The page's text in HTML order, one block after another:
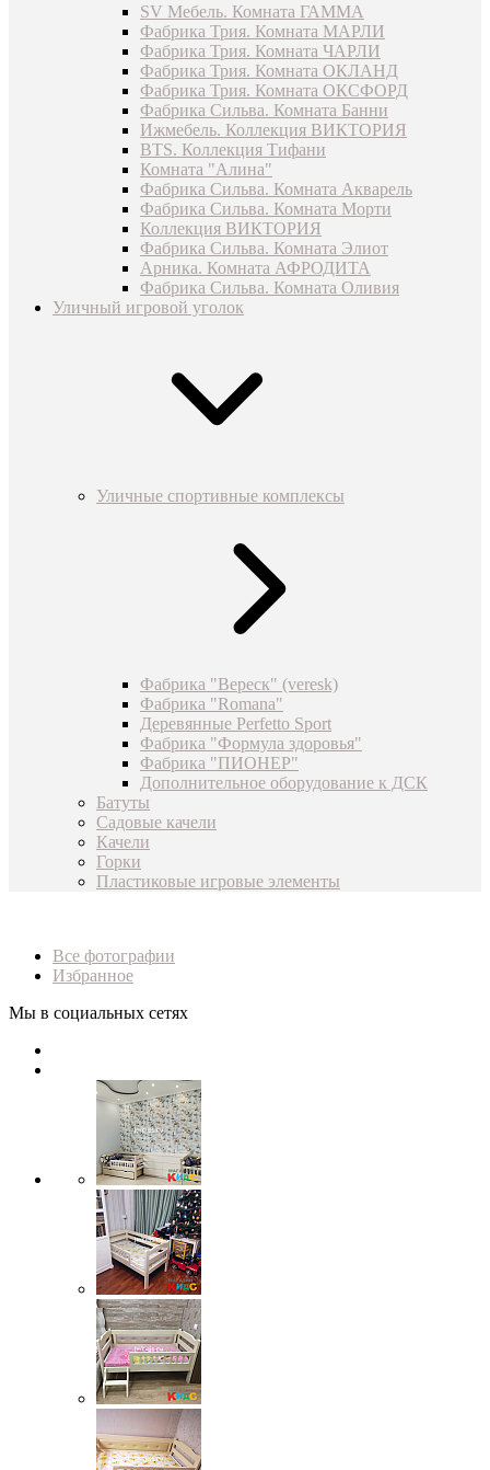
SV Мебель. Комната ГАММА
Фабрика Трия. Комната МАРЛИ
Фабрика Трия. Комната ЧАРЛИ
Фабрика Трия. Комната ОКЛАНД
Фабрика Трия. Комната ОКСФОРД
Фабрика Сильва. Комната Банни
Ижмебель. Коллекция ВИКТОРИЯ
BTS. Коллекция Тифани
Комната "Алина"
Фабрика Сильва. Комната Акварель
Фабрика Сильва. Комната Морти
Коллекция ВИКТОРИЯ
Фабрика Сильва. Комната Элиот
Арника. Комната АФРОДИТА
Фабрика Сильва. Комната Оливия
Уличный игровой уголок
Уличные спортивные комплексы
Фабрика "Вереск" (veresk)
Фабрика "Romana"
Деревянные Perfetto Sport
Фабрика "Формула здоровья"
Фабрика "ПИОНЕР"
Дополнительное оборудование к ДСК
Батуты
Садовые качели
Качели
Горки
Пластиковые игровые элементы
Все фотографии
Избранное
Мы в социальных сетях